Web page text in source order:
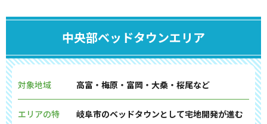
中央部ベッドタウンエリア
対象地域 高富・梅原・富岡・大桑・桜尾など
エリアの特
岐阜市のベッドタウンとして宅地開発が進む